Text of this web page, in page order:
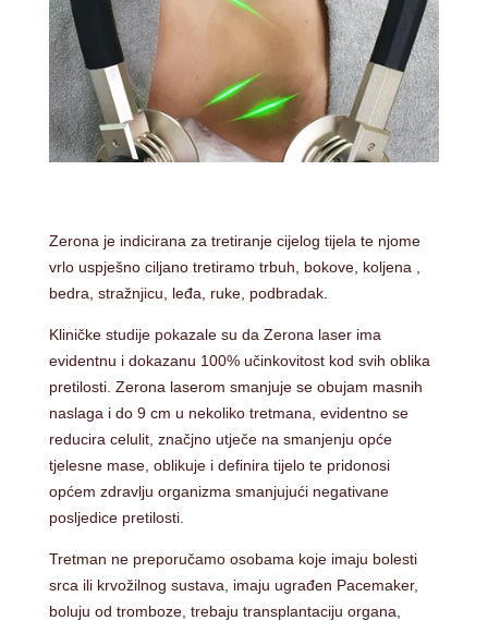
Zerona je indicirana za tretiranje cijelog tijela te njome
vrlo uspješno ciljano tretiramo trbuh, bokove, koljena ,
bedra, stražnjicu, leđa, ruke, podbradak.
Kliničke studije pokazale su da Zerona laser ima
evidentnu i dokazanu 100% učinkovitost kod svih oblika
pretilosti. Zerona laserom smanjuje se obujam masnih
naslaga i do 9 cm u nekoliko tretmana, evidentno se
reducira celulit, značjno utječe na smanjenju opće
tjelesne mase, oblikuje i definira tijelo te pridonosi
općem zdravlju organizma smanjujući negativane
posljedice pretilosti.
Tretman ne preporučamo osobama koje imaju bolesti
srca ili krvožilnog sustava, imaju ugrađen Pacemaker,
boluju od tromboze, trebaju transplantaciju organa,